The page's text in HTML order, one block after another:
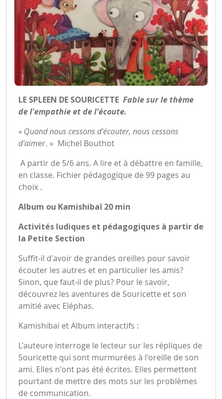
LE SPLEEN DE SOURICETTE Fable sur le thème
de l'empathie et de l'écoute.
« Quand nous cessons d'écouter, nous cessons
d'aimer. » Michel Bouthot
A partir de 5/6 ans. A lire et à débattre en famille,
en classe. Fichier pédagogique de 99 pages au
choix .
Album ou Kamishibaï 20 min
Activités ludiques et pédagogiques à partir de
la Petite Section
Suffit-il d'avoir de grandes oreilles pour savoir
écouter les autres et en particulier les amis?
Sinon, que faut-il de plus? Pour le savoir,
découvrez les aventures de Souricette et son
amitié avec Eléphas.
Kamishibaï et Album interactifs :
L'auteure interroge le lecteur sur les répliques de
Souricette qui sont murmurées à l'oreille de son
ami. Elles n'ont pas été écrites. Elles permettent
pourtant de mettre des mots sur les problèmes
de communication.